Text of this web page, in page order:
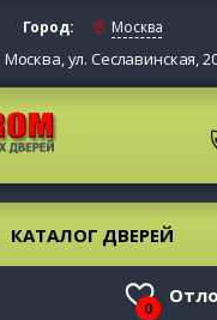
Город: Москва
Москва, ул. Сеславинская,
КАТАЛОГ ДВЕРЕЙ
0